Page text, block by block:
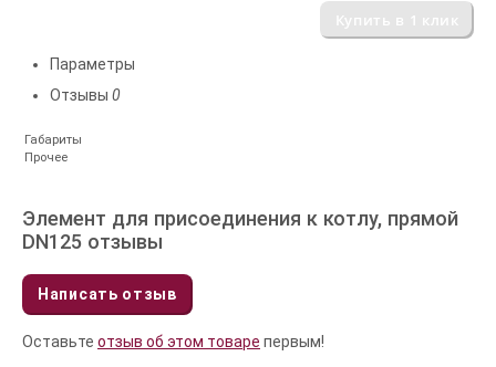
Параметры
Отзывы 0
Габариты
Прочее
Элемент для присоединения к котлу, прямой
DN125 отзывы
Написать отзыв
Оставьте отзыв об этом товаре первым!